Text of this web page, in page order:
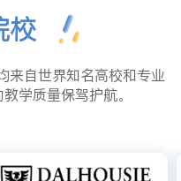
校
来自世界知名高校和专业
学质量保驾护航。